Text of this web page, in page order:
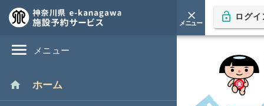
close
メニュー
閉じる
menu メニュー
home ホーム
lock_open ログイ